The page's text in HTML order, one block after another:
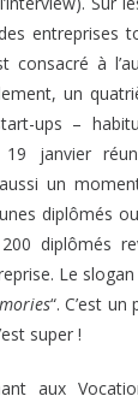
entreprises
consacré à
un
ups –
janvier
aussi un
diplômés
diplômés
Le slogan
“. C’est
super !
aux